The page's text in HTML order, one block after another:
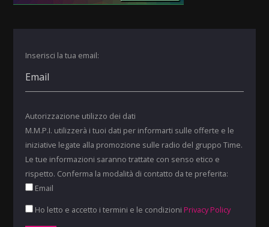
Inserisci la tua email:
Autorizzazione utilizzo dei dati
M.M.P.I. utilizzerà i tuoi dati per informarti sulle offerte e le
iniziative legate alla promozione sulle radio del gruppo Time.
Le tue informazioni saranno trattate con senso etico e
rispetto. Conferma la modalità di contatto da te preferita:
Email
Ho letto e accetto i termini e le condizioni Privacy Policy